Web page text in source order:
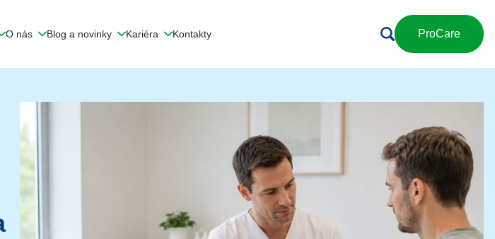
O nás Blog a novinky Kariéra Kontakty ProCare